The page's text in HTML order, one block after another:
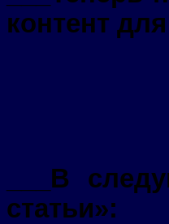
контент
___В
статьи»: